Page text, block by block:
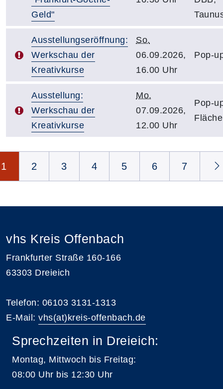
Geld"
Ausstellungseröffnung:
Werkschau der
Kreativkurse
So.
06.09.2026,
16.00 Uhr
Pop-
Ausstellung:
Werkschau der
Kreativkurse
Mo.
07.09.2026,
12.00 Uhr
Pop-
1 2 3 4 5 6 7
vhs Kreis Offenbach
Frankfurter Straße 160-166
63303 Dreieich
Telefon: 06103 3131-1313
E-Mail: vhs(at)kreis-offenbach.de
Sprechzeiten in Dreieich:
Montag, Mittwoch bis Freitag:
08:00 Uhr bis 12:30 Uhr